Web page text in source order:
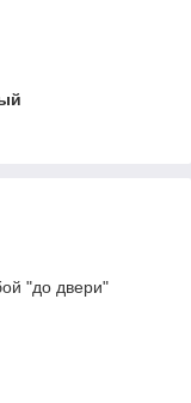
"до двери"